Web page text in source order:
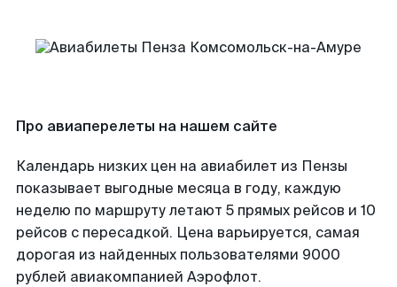
Про авиаперелеты на нашем сайте
Календарь низких цен на авиабилет из Пензы
показывает выгодные месяца в году, каждую
неделю по маршруту летают 5 прямых рейсов и 10
рейсов с пересадкой. Цена варьируется, самая
дорогая из найденных пользователями 9000
рублей авиакомпанией Аэрофлот.